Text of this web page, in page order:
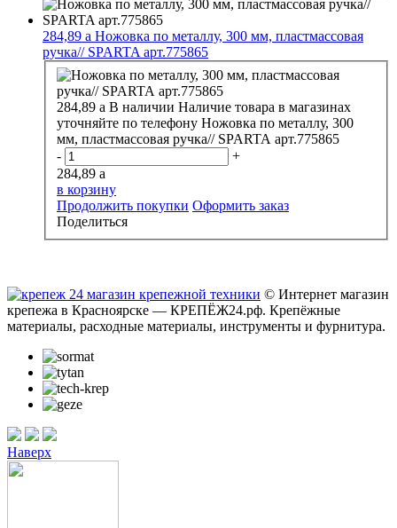
284,89 a Ножовка по металлу, 300 мм, пластмассовая
ручка// SPARTA арт.775865
284,89 a В наличии Наличие товара в магазинах
уточняйте по телефону Ножовка по металлу, 300
мм, пластмассовая ручка// SPARTA арт.775865
-
+
284,89 a
в корзину
Продолжить покупки Оформить заказ
Поделиться
© Интернет магазин
крепежа в Красноярске — КРЕПЁЖ24.рф. Крепёжные
материалы, расходные материалы, инструменты и фурнитура.
Наверх